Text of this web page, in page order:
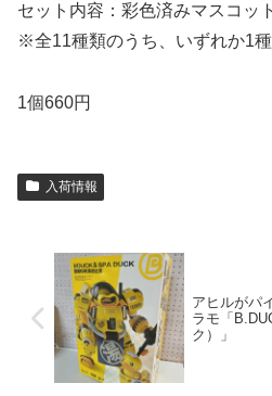
セット内容：彩色済みマスコッ
※全11種類のうち、いずれか1
1個660円
入荷情報
アヒルがパ
ラモ「
ク）」